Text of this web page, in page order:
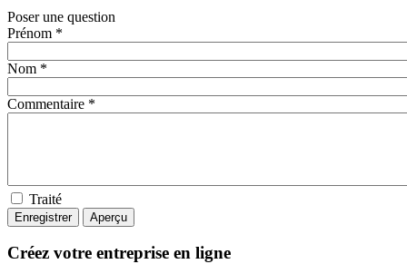
Poser une question
Prénom *
Nom *
Commentaire *
Traité
Créez votre entreprise en ligne